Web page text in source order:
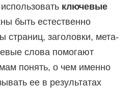
ключевые
быть естественно
страниц, заголовки, мета-
слова помогают
понять, о чем именно
ее в результатах